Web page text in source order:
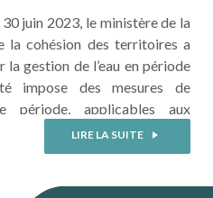
juin 2023, le ministère de la
la cohésion des territoires a
gestion de l’eau en période
impose des mesures de
période, applicables aux
pour la protection de
du régime de l’autorisation
LIRE LA SUITE